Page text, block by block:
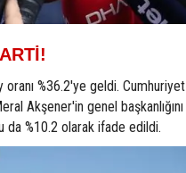
%36.2'ye geldi. Cumhuriyet
Akşener'in genel başkanlığını
da %10.2 olarak ifade edildi.